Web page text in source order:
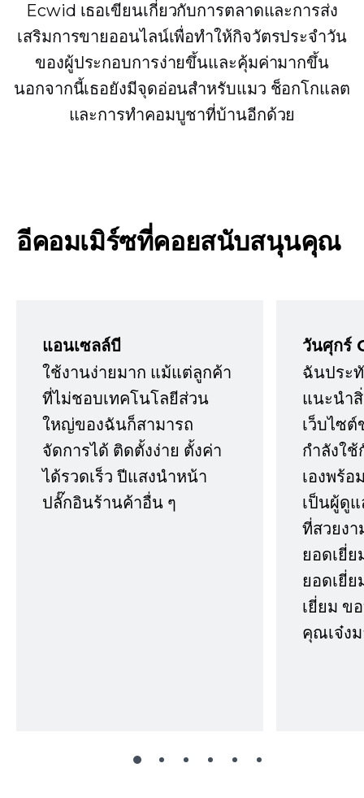
Ecwid เธอเขียนเกี่ยวกับการตลาดและการส่ง
เสริมการขายออนไลน์เพื่อทำให้กิจวัตรประจำวัน
ของผู้ประกอบการง่ายขึ้นและคุ้มค่ามากขึ้น
นอกจากนี้เธอยังมีจุดอ่อนสำหรับแมว ช็อกโกแลต
และการทำคอมบูชาที่บ้านอีกด้วย
อีคอมเมิร์ซที่คอยสนับสนุนคุณ
แอนเซลล์บี
ใช้งานง่ายมาก แม้แต่ลูกค้า
ที่ไม่ชอบเทคโนโลยีส่วน
ใหญ่ของฉันก็สามารถ
จัดการได้ ติดตั้งง่าย ตั้งค่า
ได้รวดเร็ว ปีแสงนำหน้า
ปลั๊กอินร้านค้าอื่น ๆ
วันศุกร์
ฉันประ
แนะนำ
เว็บไซ
กำลังใ
เองพร้
เป็นผู้ดูแ
ที่สวยง
ยอดเยี่ย
ยอดเยี่
เยี่ยม ข
คุณเจ๋ง